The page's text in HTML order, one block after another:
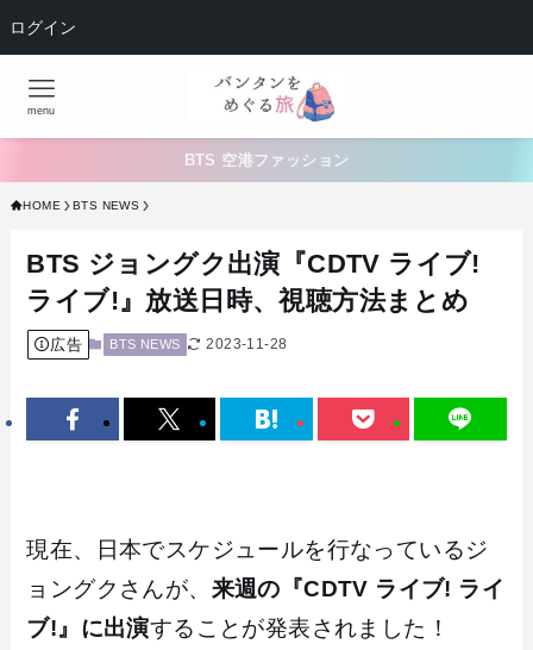
ログイン
menu
BTS 空港ファッション
HOME BTS NEWS
BTS ジョングク出演『CDTV ライブ!
ライブ!』放送日時、視聴方法まとめ
広告 BTS NEWS 2023-11-28
現在、日本でスケジュールを行なっているジ
ョングクさんが、 来週の『CDTV ライブ! ライ
ブ!』に出演することが発表されました！